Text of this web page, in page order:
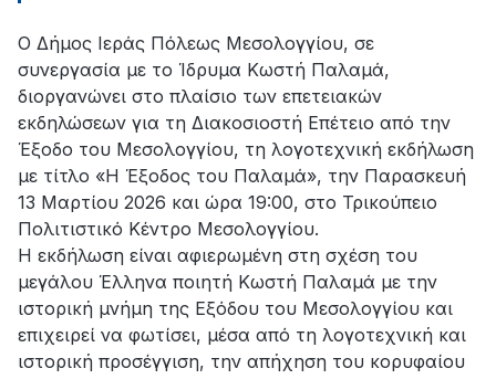
Ο Δήμος Ιεράς Πόλεως Μεσολογγίου, σε
συνεργασία με το Ίδρυμα Κωστή Παλαμά,
διοργανώνει στο πλαίσιο των επετειακών
εκδηλώσεων για τη Διακοσιοστή Επέτειο από την
Έξοδο του Μεσολογγίου, τη λογοτεχνική εκδήλωση
με τίτλο «Η Έξοδος του Παλαμά», την Παρασκευή
13 Μαρτίου 2026 και ώρα 19:00, στο Τρικούπειο
Πολιτιστικό Κέντρο Μεσολογγίου.
Η εκδήλωση είναι αφιερωμένη στη σχέση του
μεγάλου Έλληνα ποιητή Κωστή Παλαμά με την
ιστορική μνήμη της Εξόδου του Μεσολογγίου και
επιχειρεί να φωτίσει, μέσα από τη λογοτεχνική και
ιστορική προσέγγιση, την απήχηση του κορυφαίου